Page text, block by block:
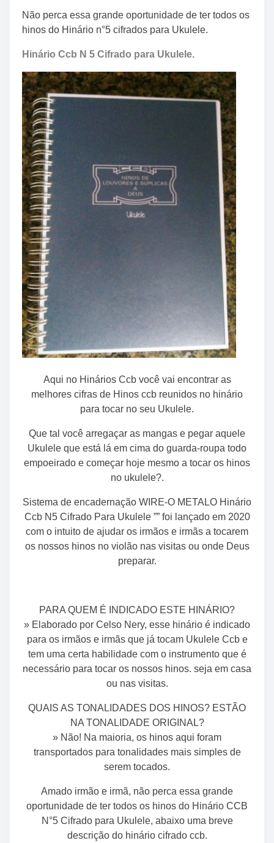
Não perca essa grande oportunidade de ter todos os
hinos do Hinário n°5 cifrados para Ukulele.
Hinário Ccb N 5 Cifrado para Ukulele.
Aqui no Hinários Ccb você vai encontrar as
melhores cifras de Hinos ccb reunidos no hinário
para tocar no seu Ukulele.
Que tal você arregaçar as mangas e pegar aquele
Ukulele que está lá em cima do guarda-roupa todo
empoeirado e começar hoje mesmo a tocar os hinos
no ukulele?.
Sistema de encadernação WIRE-O METALO Hinário
Ccb N5 Cifrado Para Ukulele ”” foi lançado em 2020
com o intuito de ajudar os irmãos e irmãs a tocarem
os nossos hinos no violão nas visitas ou onde Deus
preparar.
PARA QUEM É INDICADO ESTE HINÁRIO?
» Elaborado por Celso Nery, esse hinário é indicado
para os irmãos e irmãs que já tocam Ukulele Ccb e
tem uma certa habilidade com o instrumento que é
necessário para tocar os nossos hinos. seja em casa
ou nas visitas.
QUAIS AS TONALIDADES DOS HINOS? ESTÃO
NA TONALIDADE ORIGINAL?
» Não! Na maioria, os hinos aqui foram
transportados para tonalidades mais simples de
serem tocados.
Amado irmão e irmã, não perca essa grande
oportunidade de ter todos os hinos do Hinário CCB
N°5 Cifrado para Ukulele, abaixo uma breve
descrição do hinário cifrado ccb.